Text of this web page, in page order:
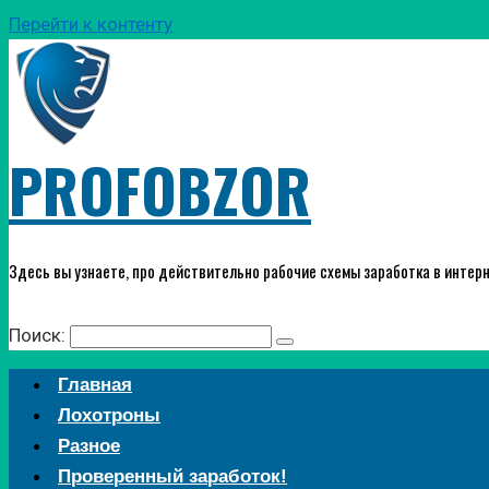
Перейти к контенту
PROFOBZOR
Здесь вы узнаете, про действительно рабочие схемы заработка в
Поиск:
Главная
Лохотроны
Разное
Проверенный заработок!